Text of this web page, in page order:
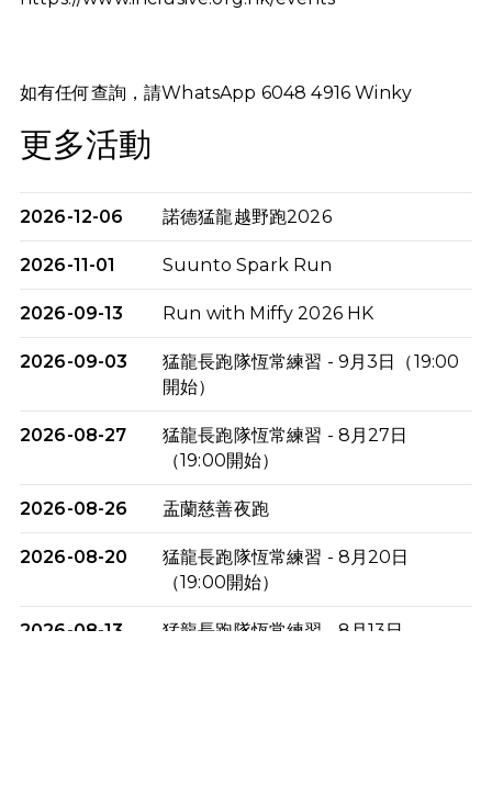
如有任何查詢，請WhatsApp 6048 4916 Winky
更多活動
2026-12-06 諾德猛龍越野跑2026
2026-11-01 Suunto Spark Run
2026-09-13 Run with Miffy 2026 HK
2026-09-03
猛龍長跑隊恆常練習 - 9月3日（19:00
開始）
2026-08-27
猛龍長跑隊恆常練習 - 8月27日
（19:00開始）
2026-08-26 盂蘭慈善夜跑
2026-08-20
猛龍長跑隊恆常練習 - 8月20日
（19:00開始）
2026-08-13
猛龍長跑隊恆常練習 - 8月13日